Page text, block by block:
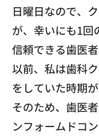
日曜日なので、
が、幸いにも1回
信頼できる歯医
以前、私は歯科
をしていた時期が
そのため、歯医
ンフォームドコ